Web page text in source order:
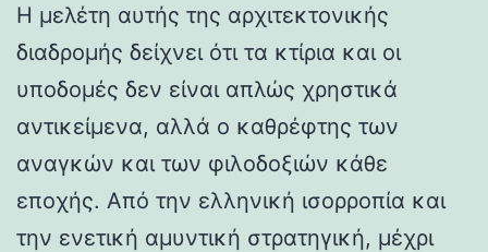
Η μελέτη αυτής της αρχιτεκτονικής
διαδρομής δείχνει ότι τα κτίρια και οι
υποδομές δεν είναι απλώς χρηστικά
αντικείμενα, αλλά ο καθρέφτης των
αναγκών και των φιλοδοξιών κάθε
εποχής. Από την ελληνική ισορροπία και
την ενετική αμυντική στρατηγική, μέχρι